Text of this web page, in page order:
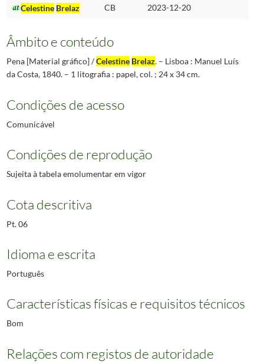
Celestine Brelaz CB 2023-12-20
Âmbito e conteúdo
Pena [Material gráfico] /Celestine Brelaz. – Lisboa : Manuel Luís
da Costa, 1840. – 1 litografia : papel, col. ; 24 x 34 cm.
Condições de acesso
Comunicável
Condições de reprodução
Sujeita à tabela emolumentar em vigor
Cota descritiva
Pt. 06
Idioma e escrita
Português
Características físicas e requisitos técnicos
Bom
Relações com registos de autoridade